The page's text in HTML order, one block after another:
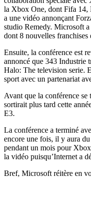
la Xbox One, dont Fifa
a une vidéo annonçant
studio Remedy. Microsoft
dont 8 nouvelles franchises
Ensuite, la conférence est
annoncé que 343 Industrie
Halo: The television serie.
sport avec un partenariat
Avant que la conférence
sortirait plus tard cette
E3.
La conférence a terminé
encore une fois, il y aura
pendant un mois pour
la vidéo puisqu’Internet a
Bref, Microsoft réitère en